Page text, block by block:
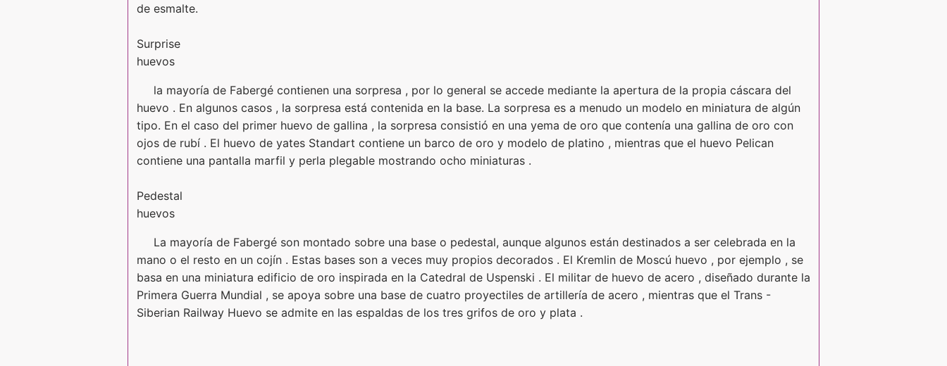
de esmalte.
Surprise
huevos
la mayoría de Fabergé contienen una sorpresa , por lo general se accede mediante la apertura de la propia cáscara del
huevo . En algunos casos , la sorpresa está contenida en la base. La sorpresa es a menudo un modelo en miniatura de algún
tipo. En el caso del primer huevo de gallina , la sorpresa consistió en una yema de oro que contenía una gallina de oro con
ojos de rubí . El huevo de yates Standart contiene un barco de oro y modelo de platino , mientras que el huevo Pelican
contiene una pantalla marfil y perla plegable mostrando ocho miniaturas .
Pedestal
huevos
La mayoría de Fabergé son montado sobre una base o pedestal, aunque algunos están destinados a ser celebrada en la
mano o el resto en un cojín . Estas bases son a veces muy propios decorados . El Kremlin de Moscú huevo , por ejemplo , se
basa en una miniatura edificio de oro inspirada en la Catedral de Uspenski . El militar de huevo de acero , diseñado durante la
Primera Guerra Mundial , se apoya sobre una base de cuatro proyectiles de artillería de acero , mientras que el Trans -
Siberian Railway Huevo se admite en las espaldas de los tres grifos de oro y plata .